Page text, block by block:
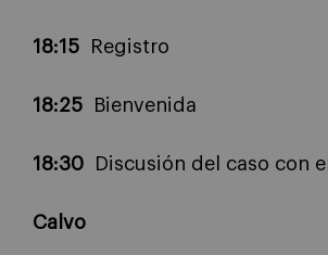
18:15 Registro
18:25 Bienvenida
18:30 Discusión del caso con el
Calvo